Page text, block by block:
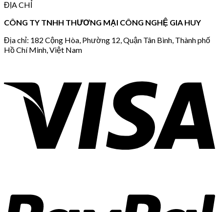
ĐỊA CHỈ
CÔNG TY TNHH THƯƠNG MẠI CÔNG NGHỆ GIA HUY
Địa chỉ: 182 Cộng Hòa, Phường 12, Quận Tân Bình, Thành phố
Hồ Chí Minh, Việt Nam